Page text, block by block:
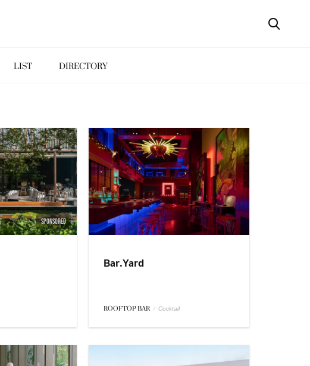
LIST DIRECTORY
SPONSORED
Bar.Yard
ROOFTOP BAR / Cocktail